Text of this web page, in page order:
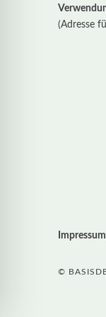
(Adresse
Impressum
©